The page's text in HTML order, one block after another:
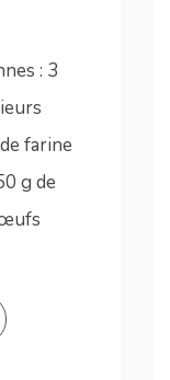
: 3
farine
g de